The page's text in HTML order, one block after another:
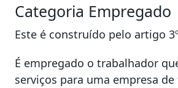
Categoria Empregado
Este é construído pelo artigo
É empregado o trabalhador
serviços para uma empresa